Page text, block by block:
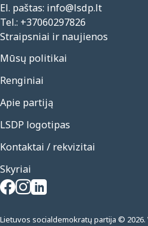
El. paštas: info@lsdp.lt
Tel.: +37060297826
Straipsniai ir naujienos
Mūsų politikai
Renginiai
Apie partiją
LSDP logotipas
Kontaktai / rekvizitai
Skyriai
Lietuvos socialdemokratų partija ©